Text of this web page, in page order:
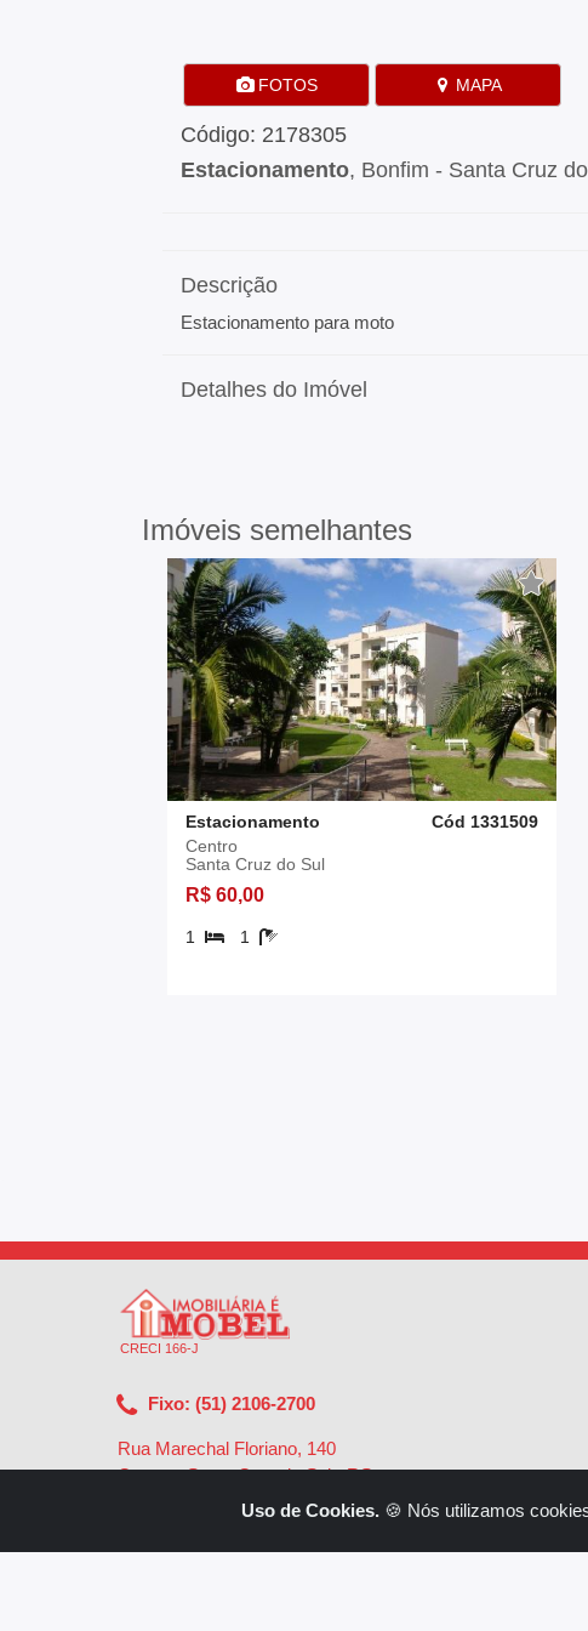
FOTOS MAPA
Código: 2178305
Estacionamento, Bonfim - Santa Cruz do
Descrição
Estacionamento para moto
Detalhes do Imóvel
Imóveis semelhantes
Estacionamento
Cód 1331509
Centro
Santa Cruz do Sul
R$ 60,00
1 1
CRECI 166-J
Fixo: (51) 2106-2700
Rua Marechal Floriano, 140
Centro - Santa Cruz do Sul - RS -
Uso de Cookies. 🍪 Nós utilizamos